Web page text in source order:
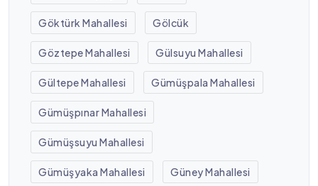
Göktürk Mahallesi Gölcük
Göztepe Mahallesi Gülsuyu Mahallesi
Gültepe Mahallesi Gümüşpala Mahallesi
Gümüşpınar Mahallesi
Gümüşsuyu Mahallesi
Gümüşyaka Mahallesi Güney Mahallesi